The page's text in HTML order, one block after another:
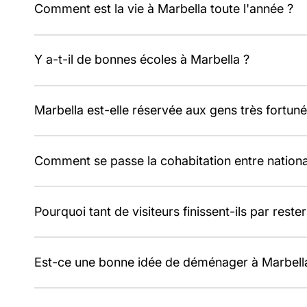
Comment est la vie à Marbella toute l'année ?
active.
Y a-t-il de bonnes écoles à Marbella ?
familles qui s'installent.
Marbella est-elle réservée aux gens très
Comment se passe la cohabitation entre
et bonne ambiance.
Pourquoi tant de visiteurs finissent-ils par
revenir pour de bon.
Est-ce une bonne idée de déménager à
sélectionnerons des biens
votre budget, vos objectifs
sous 30 minutes
✓Sans spam ni publicité
✓ Une seule réponse d'expert
✓Confidentiel